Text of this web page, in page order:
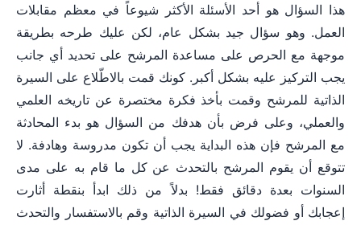
هذا السؤال هو أحد الأسئلة الأكثر شيوعاً في معظم مقابلات
العمل. وهو سؤال جيد بشكل عام، لكن عليك طرحه بطريقة
موجهة مع الحرص على مساعدة المرشح على تحديد أي جانب
يجب التركيز عليه بشكل أكبر. كونك قمت بالاطّلاع على السيرة
الذاتية للمرشح وقمت بأخذ فكرة مختصرة عن تاريخه العلمي
والعملي، وعلى فرض بأن هدفك من السؤال هو بدء المحادثة
مع المرشح فإن هذه البداية يجب أن تكون مدروسة وهادفة. لا
تتوقع أن يقوم المرشح بالتحدث عن كل ما قام به على مدى
السنوات بعدة دقائق فقط! بدلاً من ذلك ابدأ بنقطة أثارت
إعجابك أو فضولك في السيرة الذاتية وقم بالاستفسار والتحدث